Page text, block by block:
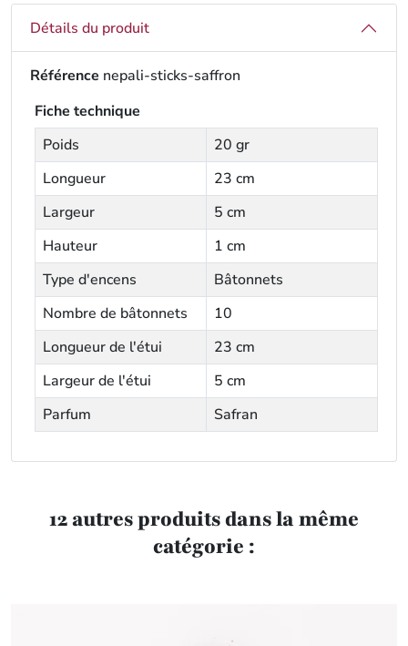
Détails du produit
Référence nepali-sticks-saffron
Fiche technique
Poids
20 gr
Longueur
23 cm
Largeur
5 cm
Hauteur
1 cm
Type d'encens
Bâtonnets
Nombre de bâtonnets
10
Longueur de l'étui
23 cm
Largeur de l'étui
5 cm
Parfum
Safran
12 autres produits dans la même
catégorie :